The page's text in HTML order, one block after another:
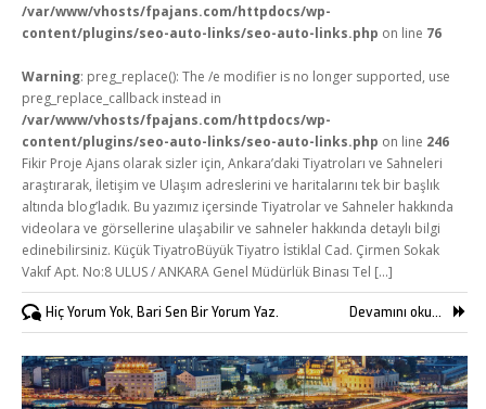
/var/www/vhosts/fpajans.com/httpdocs/wp-
content/plugins/seo-auto-links/seo-auto-links.php on line 76
Warning: preg_replace(): The /e modifier is no longer supported, use
preg_replace_callback instead in
/var/www/vhosts/fpajans.com/httpdocs/wp-
content/plugins/seo-auto-links/seo-auto-links.php on line 246
Fikir Proje Ajans olarak sizler için, Ankara’daki Tiyatroları ve Sahneleri
araştırarak, İletişim ve Ulaşım adreslerini ve haritalarını tek bir başlık
altında blog’ladık. Bu yazımız içersinde Tiyatrolar ve Sahneler hakkında
videolara ve görsellerine ulaşabilir ve sahneler hakkında detaylı bilgi
edinebilirsiniz. Küçük TiyatroBüyük Tiyatro İstiklal Cad. Çirmen Sokak
Vakıf Apt. No:8 ULUS / ANKARA Genel Müdürlük Binası Tel [...]
Hiç Yorum Yok, Bari Sen Bir Yorum Yaz. Devamını oku...